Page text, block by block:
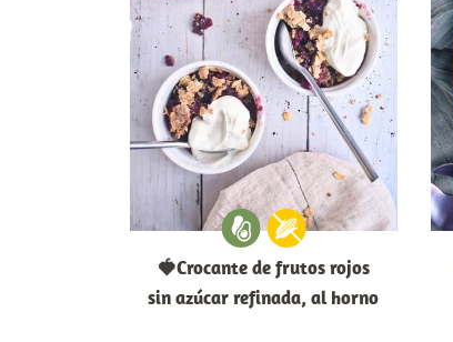
🍓Crocante de frutos rojos
sin azúcar refinada, al horno